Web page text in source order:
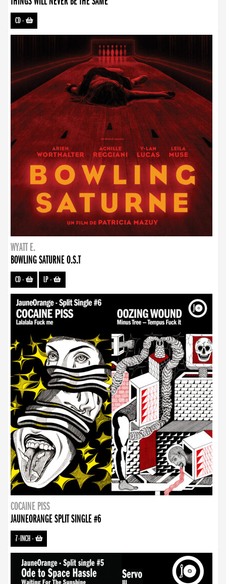
CD-
WYATT E.
BOWLING SATURNE O.S.T
CD- LP-
COCAINE PISS
JAUNEORANGE SPLIT SINGLE #6
7-INCH-